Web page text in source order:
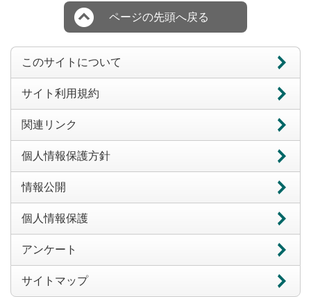
ページの先頭へ戻る
このサイトについて
サイト利用規約
関連リンク
個人情報保護方針
情報公開
個人情報保護
アンケート
サイトマップ